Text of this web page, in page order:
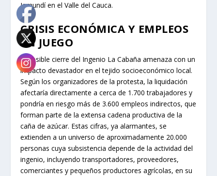
Jamundí en el Valle del Cauca.
CRISIS ECONÓMICA Y EMPLEOS
EN JUEGO
El posible cierre del Ingenio La Cabaña amenaza con un
impacto devastador en el tejido socioeconómico local.
Según los organizadores de la protesta, la liquidación
afectaría directamente a cerca de 1.700 trabajadores y
pondría en riesgo más de 3.600 empleos indirectos, que
forman parte de la extensa cadena productiva de la
caña de azúcar. Estas cifras, ya alarmantes, se
extienden a un universo de aproximadamente 20.000
personas cuya subsistencia depende de la actividad del
ingenio, incluyendo transportadores, proveedores,
comerciantes y pequeños productores agrícolas, en su